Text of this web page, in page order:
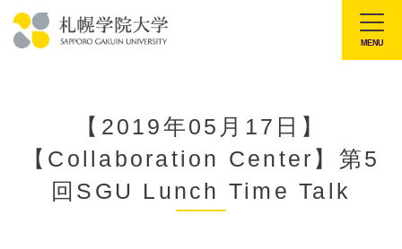
文
MENU
【2019年05月17日】
【Collaboration Center】第5
回SGU Lunch Time Talk